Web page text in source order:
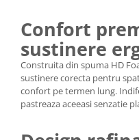
Confort
sustinere
Construita din spuma HD
sustinere corecta pentru
confort pe termen lung.
pastreaza aceeasi senzatie